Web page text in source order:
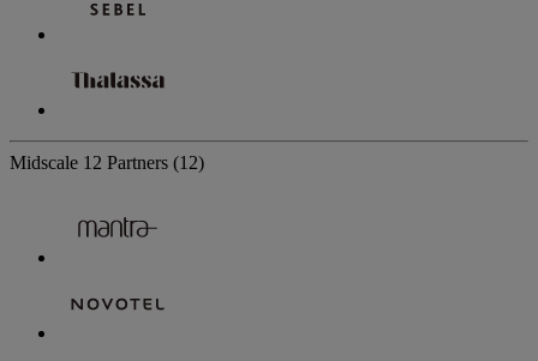
Midscale 12 Partners (12)